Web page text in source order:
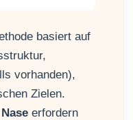
basiert auf
vorhanden),
Zielen.
erfordern